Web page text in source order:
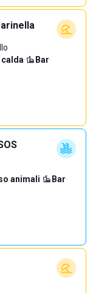
calda· Bar·
animali· Bar·